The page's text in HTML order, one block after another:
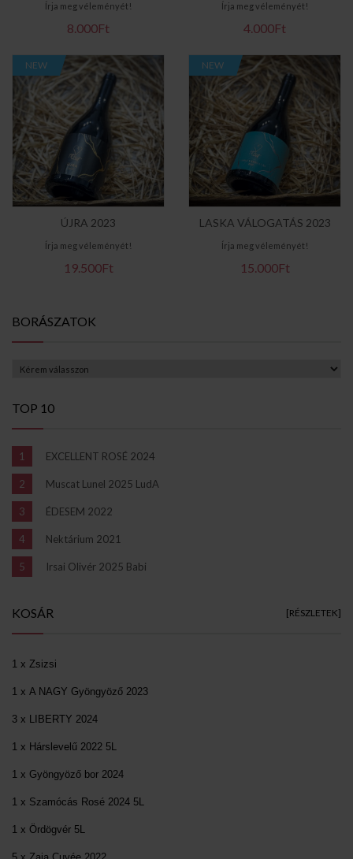
Írja meg véleményét!
8.000Ft
Írja meg véleményét!
4.000Ft
NEW
ÚJRA 2023
Írja meg véleményét!
19.500Ft
NEW
LASKA VÁLOGATÁS 2023
Írja meg véleményét!
15.000Ft
BORÁSZATOK
TOP 10
EXCELLENT ROSÉ 2024
Muscat Lunel 2025 LudA
ÉDESEM 2022
Nektárium 2021
Irsai Olivér 2025 Babi
KOSÁR [RÉSZLETEK]
1 x Zsizsi
1 x A NAGY Gyöngyöző 2023
3 x LIBERTY 2024
1 x Hárslevelű 2022 5L
1 x Gyöngyöző bor 2024
1 x Szamócás Rosé 2024 5L
1 x Ördögvér 5L